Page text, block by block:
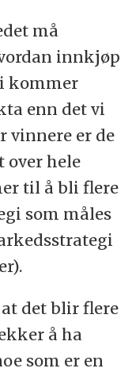
må
innkjøp
kommer
enn det vi
vinnere er de
over hele
til å bli flere
som måles
det blir flere
å ha
som er en